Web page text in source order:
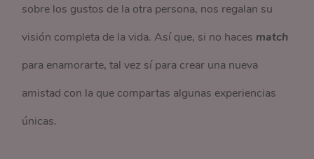
sobre los gustos de la otra persona, nos regalan su
visión completa de la vida. Así que, si no haces match
para enamorarte, tal vez sí para crear una nueva
amistad con la que compartas algunas experiencias
únicas.